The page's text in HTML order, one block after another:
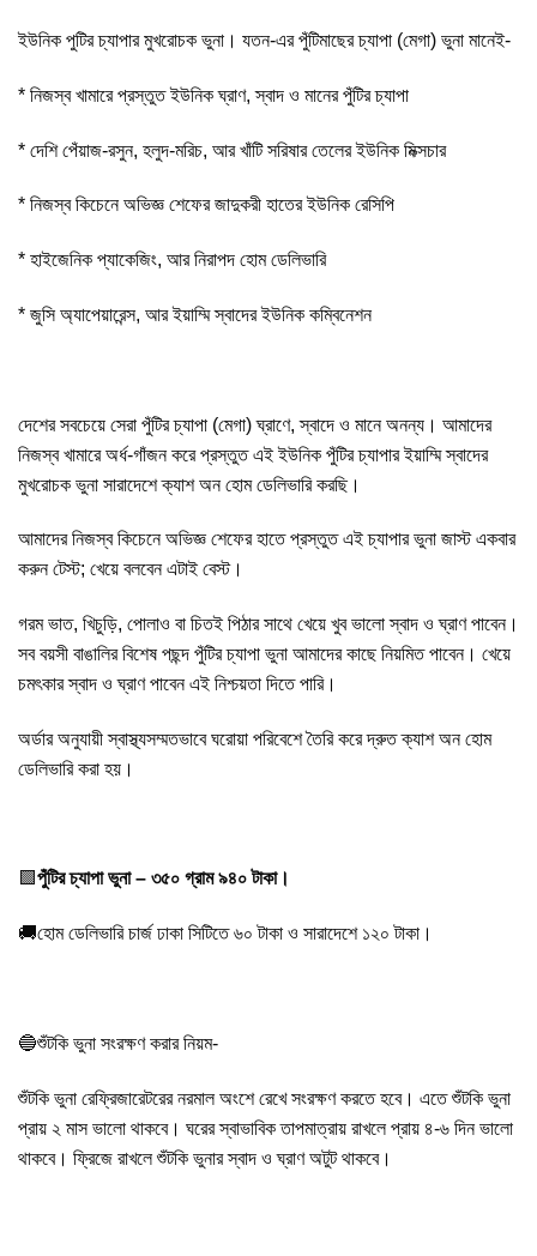
ইউনিক পুটির চ্যাপার মুখরোচক ভুনা। যতন-এর পুঁটিমাছের চ্যাপা (মেগা) ভুনা মানেই-
* নিজস্ব খামারে প্রস্তুত ইউনিক ঘ্রাণ, স্বাদ ও মানের পুঁটির চ্যাপা
* দেশি পেঁয়াজ-রসুন, হলুদ-মরিচ, আর খাঁটি সরিষার তেলের ইউনিক মিক্সচার
* নিজস্ব কিচেনে অভিজ্ঞ শেফের জাদুকরী হাতের ইউনিক রেসিপি
* হাইজেনিক প্যাকেজিং, আর নিরাপদ হোম ডেলিভারি
* জুসি অ্যাপেয়ারেন্স, আর ইয়াম্মি স্বাদের ইউনিক কম্বিনেশন
দেশের সবচেয়ে সেরা পুঁটির চ্যাপা (মেগা) ঘ্রাণে, স্বাদে ও মানে অনন্য। আমাদের
নিজস্ব খামারে অর্ধ-গাঁজন করে প্রস্তুত এই ইউনিক পুঁটির চ্যাপার ইয়াম্মি স্বাদের
মুখরোচক ভুনা সারাদেশে ক্যাশ অন হোম ডেলিভারি করছি।
আমাদের নিজস্ব কিচেনে অভিজ্ঞ শেফের হাতে প্রস্তুত এই চ্যাপার ভুনা জাস্ট একবার
করুন টেস্ট; খেয়ে বলবেন এটাই বেস্ট।
গরম ভাত, খিচুড়ি, পোলাও বা চিতই পিঠার সাথে খেয়ে খুব ভালো স্বাদ ও ঘ্রাণ পাবেন।
সব বয়সী বাঙালির বিশেষ পছন্দ পুঁটির চ্যাপা ভুনা আমাদের কাছে নিয়মিত পাবেন। খেয়ে
চমৎকার স্বাদ ও ঘ্রাণ পাবেন এই নিশ্চয়তা দিতে পারি।
অর্ডার অনুযায়ী স্বাস্থ্যসম্মতভাবে ঘরোয়া পরিবেশে তৈরি করে দ্রুত ক্যাশ অন হোম
ডেলিভারি করা হয়।
🟩পুঁটির চ্যাপা ভুনা – ৩৫০ গ্রাম ৯৪০ টাকা।
🚚হোম ডেলিভারি চার্জ ঢাকা সিটিতে ৬০ টাকা ও সারাদেশে ১২০ টাকা।
🔵শুঁটকি ভুনা সংরক্ষণ করার নিয়ম-
শুঁটকি ভুনা রেফ্রিজারেটরের নরমাল অংশে রেখে সংরক্ষণ করতে হবে। এতে শুঁটকি ভুনা
প্রায় ২ মাস ভালো থাকবে। ঘরের স্বাভাবিক তাপমাত্রায় রাখলে প্রায় ৪-৬ দিন ভালো
থাকবে। ফ্রিজে রাখলে শুঁটকি ভুনার স্বাদ ও ঘ্রাণ অটুট থাকবে।